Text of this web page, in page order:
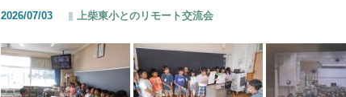
2026/07/03 上柴東小とのリモート交流会